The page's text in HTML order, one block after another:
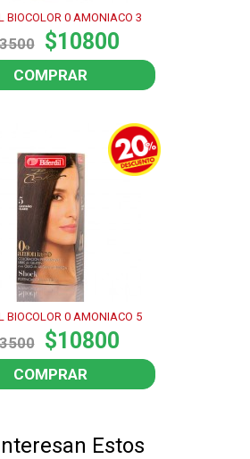
BIOCOLOR 0 AMONIACO 3
$10800
COMPRAR
BIOCOLOR 0 AMONIACO 5
$10800
COMPRAR
Estos